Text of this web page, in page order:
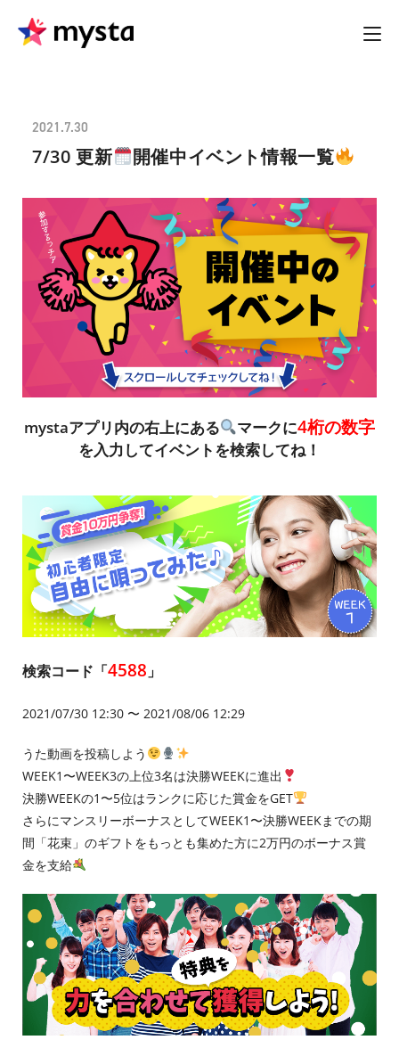
2021.7.30
7/30 更新 開催中イベント情報一覧
mystaアプリ内の右上にある マークに4桁の数字
を入力してイベントを検索してね！
検索コード「4588 」
2021/07/30 12:30 〜 2021/08/06 12:29
うた動画を投稿しよう
WEEK1〜WEEK3の上位3名は決勝WEEKに進出
決勝WEEKの1〜5位はランクに応じた賞金をGET
さらにマンスリーボーナスとしてWEEK1〜決勝WEEKまでの期
間「花束」のギフトをもっとも集めた方に2万円のボーナス賞
金を支給